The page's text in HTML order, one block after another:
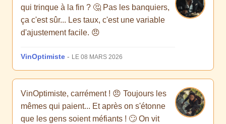
qui trinque à la fin ? 🤔 Pas les banquiers,
ça c'est sûr... Les taux, c'est une variable
d'ajustement facile. 😠
VinOptimiste - LE 08 MARS 2026
VinOptimiste, carrément ! 😠 Toujours les
mêmes qui paient... Et après on s'étonne
que les gens soient méfiants ! 🙄 On vit